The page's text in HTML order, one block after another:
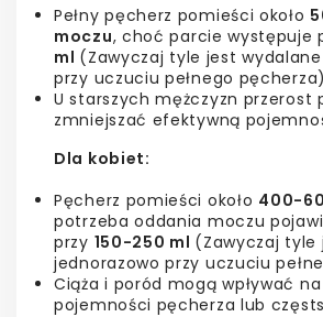
Pełny pęcherz pomieści około
moczu, choć parcie występuje
ml (Zawyczaj tyle jest
przy uczuciu pełnego pęcherza)
U starszych mężczyzn przerost
zmniejszać efektywną
Dla kobiet:
Pęcherz pomieści około 400-
potrzeba oddania moczu
przy 150-250 ml (Zawyczaj tyle
jednorazowo przy uczuciu
Ciąża i poród mogą wpływać
pojemności pęcherza lub